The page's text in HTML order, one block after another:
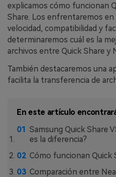
Mutsapper
Transfiere
WhatsApp
valores de
MobileTrans
Transfiere
Welastseen
en WhatsApp.
explicamos cómo funcionan
Share. Los enfrentaremos
velocidad, compatibilidad y
determinaremos cuál es la
archivos entre Quick Share y
También destacaremos una
facilita la transferencia de
En este artículo
Samsung Quick Share
es la diferencia?
Cómo funcionan Quick
Comparación entre